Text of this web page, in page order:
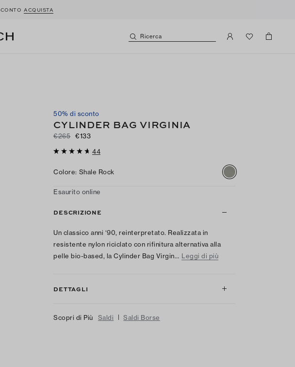
ACQUISTA
Ricerca
50% di sconto
CYLINDER BAG VIRGINIA
€265
€133
44
Colore: Shale Rock
Esaurito online
DESCRIZIONE
Un classico anni ‘90, reinterpretato. Realizzata in
resistente nylon riciclato con rifinitura alternativa alla
pelle bio-based, la Cylinder Bag Virgin… Leggi di più
DETTAGLI
Scopri di Più Saldi | Saldi Borse